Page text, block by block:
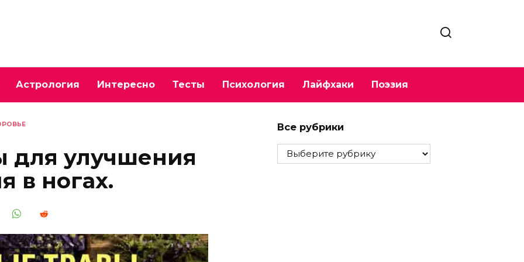
Астрология Интересно Тесты Психология Лайфхаки Поэзия
для улучшения
в ногах.
Все рубрики
Все
рубрики